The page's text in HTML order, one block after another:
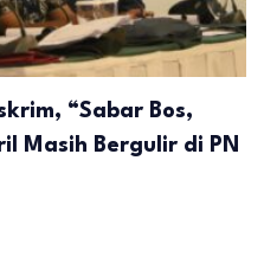
“Sabar Bos,
Masih Bergulir di PN